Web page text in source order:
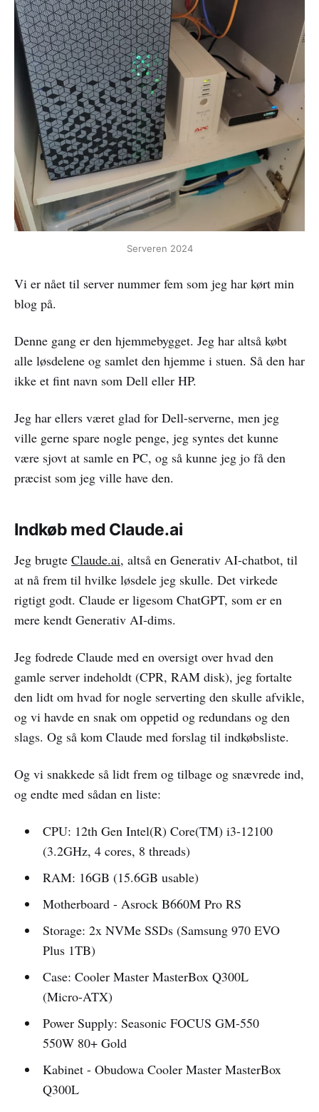
Serveren 2024
Vi er nået til server nummer fem som jeg har kørt min
blog på.
Denne gang er den hjemmebygget. Jeg har altså købt
alle løsdelene og samlet den hjemme i stuen. Så den har
ikke et fint navn som Dell eller HP.
Jeg har ellers været glad for Dell-serverne, men jeg
ville gerne spare nogle penge, jeg syntes det kunne
være sjovt at samle en PC, og så kunne jeg jo få den
præcist som jeg ville have den.
Indkøb med Claude.ai
Jeg brugte Claude.ai, altså en Generativ AI-chatbot, til
at nå frem til hvilke løsdele jeg skulle. Det virkede
rigtigt godt. Claude er ligesom ChatGPT, som er en
mere kendt Generativ AI-dims.
Jeg fodrede Claude med en oversigt over hvad den
gamle server indeholdt (CPR, RAM disk), jeg fortalte
den lidt om hvad for nogle serverting den skulle afvikle,
og vi havde en snak om oppetid og redundans og den
slags. Og så kom Claude med forslag til indkøbsliste.
Og vi snakkede så lidt frem og tilbage og snævrede ind,
og endte med sådan en liste:
CPU: 12th Gen Intel(R) Core(TM) i3-12100
(3.2GHz, 4 cores, 8 threads)
RAM: 16GB (15.6GB usable)
Motherboard - Asrock B660M Pro RS
Storage: 2x NVMe SSDs (Samsung 970 EVO
Plus 1TB)
Case: Cooler Master MasterBox Q300L
(Micro-ATX)
Power Supply: Seasonic FOCUS GM-550
550W 80+ Gold
Kabinet - Obudowa Cooler Master MasterBox
Q300L